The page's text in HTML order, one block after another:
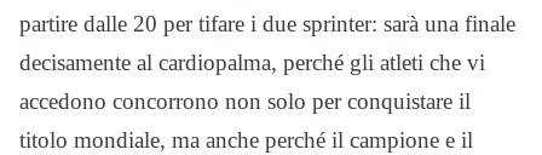
partire dalle 20 per tifare i due sprinter: sarà una finale
decisamente al cardiopalma, perché gli atleti che vi
accedono concorrono non solo per conquistare il
titolo mondiale, ma anche perché il campione e il